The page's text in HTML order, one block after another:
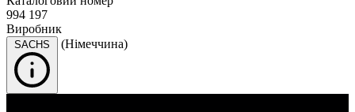
994 197
Виробник
(Німеччина)